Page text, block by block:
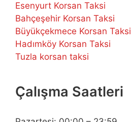
Esenyurt Korsan Taksi
Bahçeşehir Korsan Taksi
Büyükçekmece Korsan Taksi
Hadımköy Korsan Taksi
Tuzla korsan taksi
Çalışma Saatleri